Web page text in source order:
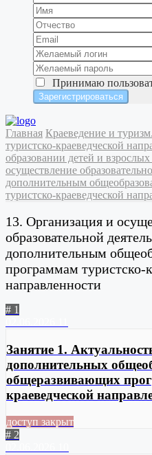
Принимаю
Главная Краеведение и
туристско-краеведческой
образовании детей и взрослых
осуществление
дополнительным
туристско-краеведческой
13. Организация и
образовательной
дополнительным
программам туристско-
направленности
# 1
Занятие 1.
дополнительных
общеразвивающих
краеведческой
доступ закрыт
# 2